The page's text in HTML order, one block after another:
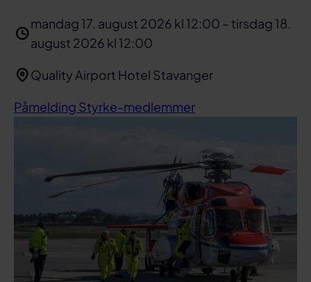
mandag 17. august 2026 kl 12:00 – tirsdag 18.
august 2026 kl 12:00
Quality Airport Hotel Stavanger
Påmelding Styrke-medlemmer